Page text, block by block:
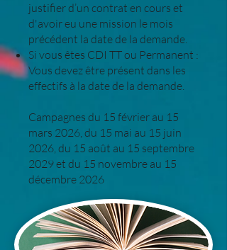
justifier d’un contrat en cours et
d'avoir eu une mission le mois
précédent la date de la demande.
Si vous êtes CDI TT ou Permanent :
Vous devez être présent dans les
effectifs à la date de la demande.
Campagnes du 15 février au 15
mars 2026, du 15 mai au 15 juin
2026, du 15 août au 15 septembre
2029 et du 15 novembre au 15
décembre 2026